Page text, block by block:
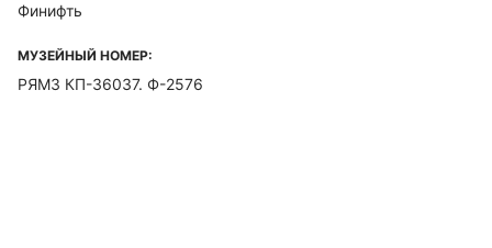
Финифть
МУЗЕЙНЫЙ НОМЕР:
РЯМЗ КП-36037. Ф-2576